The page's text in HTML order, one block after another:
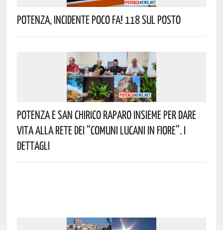
Potenza, Incidente Poco Fa! 118 Sul Posto
Potenza E San Chirico Raparo Insieme Per Dare
Vita Alla Rete Dei “Comuni Lucani In Fiore”. I
Dettagli